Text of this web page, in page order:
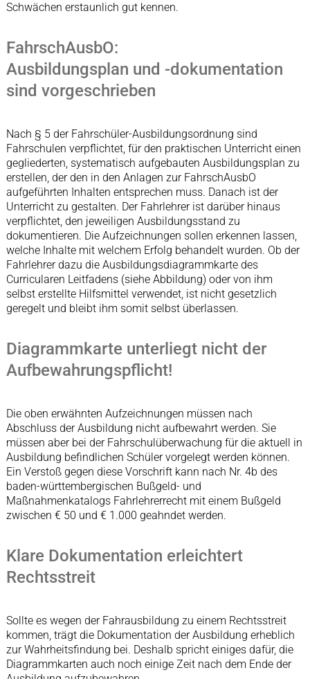
Schwächen erstaunlich gut kennen.
FahrschAusbO:
Ausbildungsplan und -dokumentation
sind vorgeschrieben
Nach § 5 der Fahrschüler-Ausbildungsordnung sind
Fahrschulen verpflichtet, für den praktischen Unterricht einen
gegliederten, systematisch aufgebauten Ausbildungsplan zu
erstellen, der den in den Anlagen zur FahrschAusbO
aufgeführten Inhalten entsprechen muss. Danach ist der
Unterricht zu gestalten. Der Fahrlehrer ist darüber hinaus
verpflichtet, den jeweiligen Ausbildungsstand zu
dokumentieren. Die Aufzeichnungen sollen erkennen lassen,
welche Inhalte mit welchem Erfolg behandelt wurden. Ob der
Fahrlehrer dazu die Ausbildungsdiagrammkarte des
Curricularen Leitfadens (siehe Abbildung) oder von ihm
selbst erstellte Hilfsmittel verwendet, ist nicht gesetzlich
geregelt und bleibt ihm somit selbst überlassen.
Diagrammkarte unterliegt nicht der
Aufbewahrungspflicht!
Die oben erwähnten Aufzeichnungen müssen nach
Abschluss der Ausbildung nicht aufbewahrt werden. Sie
müssen aber bei der Fahrschulüberwachung für die aktuell in
Ausbildung befindlichen Schüler vorgelegt werden können.
Ein Verstoß gegen diese Vorschrift kann nach Nr. 4b des
baden-württembergischen Bußgeld- und
Maßnahmenkatalogs Fahrlehrerrecht mit einem Bußgeld
zwischen € 50 und € 1.000 geahndet werden.
Klare Dokumentation erleichtert
Rechtsstreit
Sollte es wegen der Fahrausbildung zu einem Rechtsstreit
kommen, trägt die Dokumentation der Ausbildung erheblich
zur Wahrheitsfindung bei. Deshalb spricht einiges dafür, die
Diagrammkarten auch noch einige Zeit nach dem Ende der